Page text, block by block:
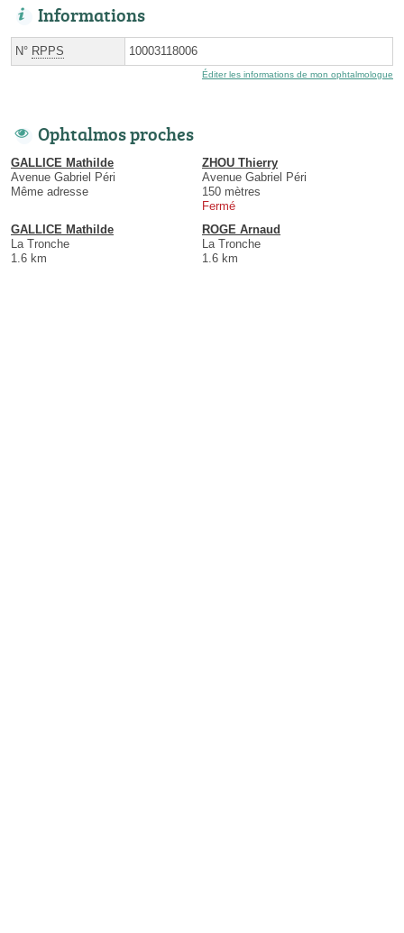
Informations
N° RPPS 10003118006
Éditer les informations de mon ophtalmologue
Ophtalmos proches
GALLICE Mathilde
Avenue Gabriel Péri
Même adresse
ZHOU Thierry
Avenue Gabriel Péri
150 mètres
Fermé
GALLICE Mathilde
La Tronche
1.6 km
ROGE Arnaud
La Tronche
1.6 km